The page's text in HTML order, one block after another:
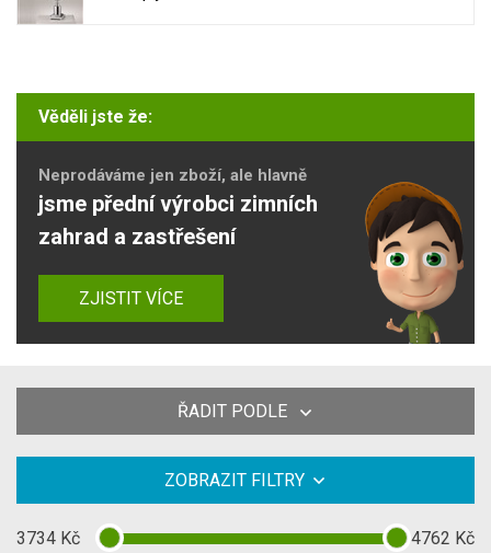
Věděli jste že:
Neprodáváme jen zboží, ale hlavně
jsme přední výrobci zimních
zahrad a zastřešení
ZJISTIT VÍCE
ŘADIT PODLE
ZOBRAZIT FILTRY
3734 Kč 4762 Kč